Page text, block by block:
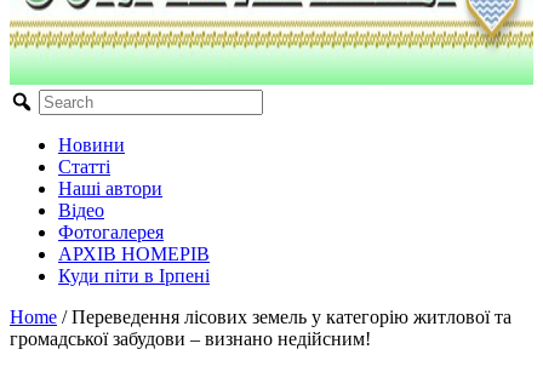
Новини
Статті
Наші автори
Відео
Фотогалерея
АРХІВ НОМЕРІВ
Куди піти в Ірпені
Home / Переведення лісових земель у категорію житлової та
громадської забудови – визнано недійсним!